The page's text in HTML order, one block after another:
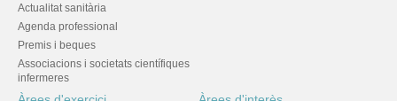
Actualitat sanitària
Agenda professional
Premis i beques
Associacions i societats científiques
infermeres